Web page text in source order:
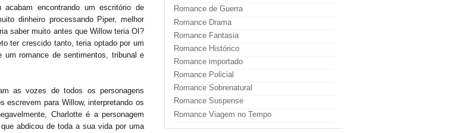
encontrando um escritório de
dinheiro processando Piper, melhor
saber muito antes que Willow teria OI?
ter crescido tanto, teria optado por um
romance de sentimentos, tribunal e
as vozes de todos os personagens
escrevem para Willow, interpretando os
Charlotte é a personagem
abdicou de toda a sua vida por uma
Romance de Guerra
Romance Drama
Romance Fantasia
Romance Histórico
Romance importado
Romance Policial
Romance Sobrenatural
Romance Suspense
Romance Viagem no Tempo